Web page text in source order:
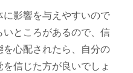
影響を与えやすいので
ところがあるので、信
心配されたら、自分の
信じた方が良いでしょ